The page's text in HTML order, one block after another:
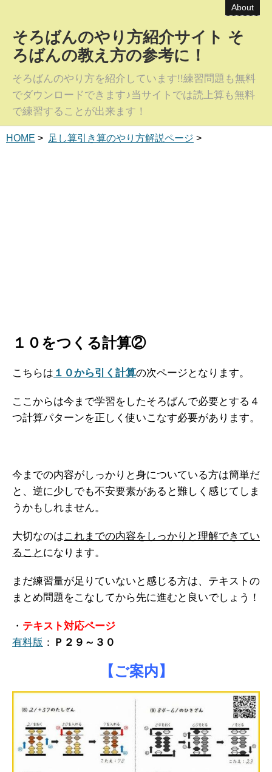
About
そろばんのやり方紹介サイト そ
ろばんの教え方の参考に！
そろばんのやり方を紹介しています!!練習問題も無料
でダウンロードできます♪当サイトでは読上算も無料
で練習することが出来ます！
HOME > 足し算引き算のやり方解説ページ >
１０をつくる計算②
こちらは １０から引く計算の次ページとなります。
ここからは今まで学習をしたそろばんで必要とする４
つ計算パターンを正しく使いこなす必要があります。
今までの内容がしっかりと身についている方は簡単だ
と、逆に少しでも不安要素があると難しく感じてしま
うかもしれません。
大切なのはこれまでの内容をしっかりと理解できてい
ること になります。
まだ練習量が足りていないと感じる方は、テキストの
まとめ問題をこなしてから先に進むと良いでしょう！
・ テキスト対応ページ
有料版 ： Ｐ２９～３０
【ご案内】